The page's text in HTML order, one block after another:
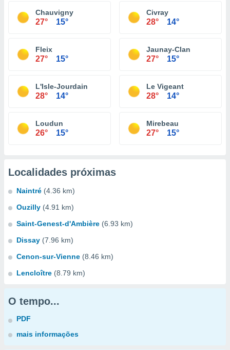
Chauvigny
27° 15°
Civray
28° 14°
Fleix
27° 15°
Jaunay-Clan
27° 15°
L'Isle-Jourdain
28° 14°
Le Vigeant
28° 14°
Loudun
26° 15°
Mirebeau
27° 15°
Localidades próximas
Naintré (4.36 km)
Ouzilly (4.91 km)
Saint-Genest-d'Ambière (6.93 km)
Dissay (7.96 km)
Cenon-sur-Vienne (8.46 km)
Lencloître (8.79 km)
O tempo...
PDF
mais informações